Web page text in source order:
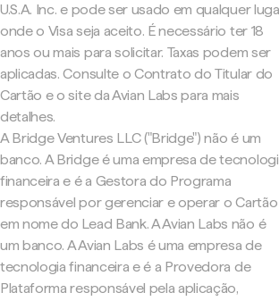
U.S.A. Inc. e pode ser usado em qualquer
onde o Visa seja aceito. É necessário ter 18
anos ou mais para solicitar. Taxas podem ser
aplicadas. Consulte o Contrato do Titular do
Cartão e o site da Avian Labs para mais
detalhes.
A Bridge Ventures LLC ("Bridge") não é um
banco. A Bridge é uma empresa de
financeira e é a Gestora do Programa
responsável por gerenciar e operar o Cartão
em nome do Lead Bank. A Avian Labs não é
um banco. A Avian Labs é uma empresa de
tecnologia financeira e é a Provedora de
Plataforma responsável pela aplicação,